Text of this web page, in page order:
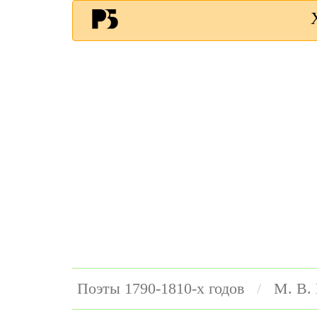
Поэты 1790-1810-х годов М. В.